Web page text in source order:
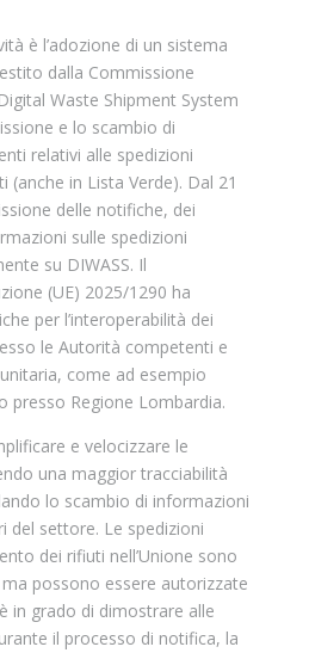
è l’adozione di un sistema
dalla Commissione
Waste Shipment System
e lo scambio di
relativi alle spedizioni
in Lista Verde). Dal 21
delle notifiche, dei
sulle spedizioni
su DIWASS. Il
(UE) 2025/1290 ha
per l’interoperabilità dei
le Autorità competenti e
come ad esempio
presso Regione Lombardia.
e velocizzare le
una maggior tracciabilità
lo scambio di informazioni
del settore. Le spedizioni
dei rifiuti nell’Unione sono
possono essere autorizzate
in grado di dimostrare alle
il processo di notifica, la